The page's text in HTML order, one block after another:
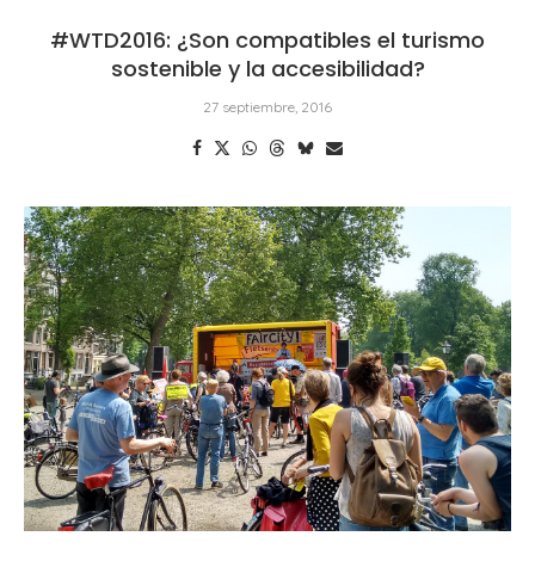
#WTD2016: ¿Son compatibles el turismo
sostenible y la accesibilidad?
27 septiembre, 2016